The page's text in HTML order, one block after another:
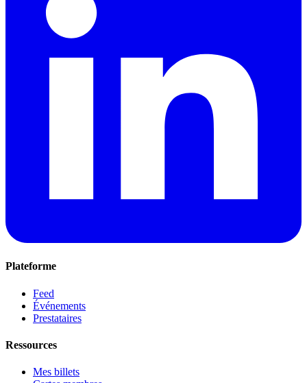
Plateforme
Feed
Événements
Prestataires
Ressources
Mes billets